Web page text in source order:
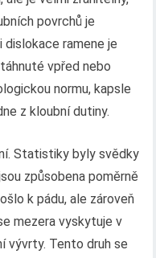
povrchů je
dislokace ramene je
vpřed nebo
normu, kapsle
z kloubní dutiny.
Statistiky byly svědky
způsobena poměrně
k pádu, ale zároveň
mezera vyskytuje v
vývrty. Tento druh se